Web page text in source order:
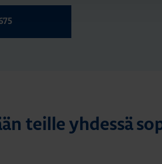
teille yhdessä